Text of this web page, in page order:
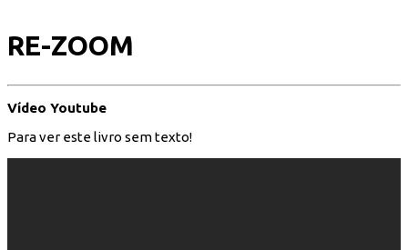
RE-ZOOM
Vídeo Youtube
Para ver este livro sem texto!